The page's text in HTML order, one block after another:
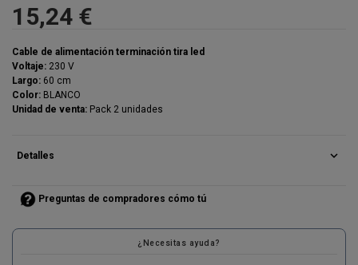
15,24 €
Cable de alimentación terminación tira led
Voltaje: 230 V
Largo: 60 cm
Color: BLANCO
Unidad de venta: Pack 2 unidades
Detalles expand_more
Preguntas de compradores cómo tú
¿Necesitas ayuda?